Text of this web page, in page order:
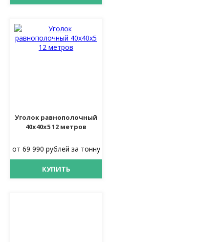
Уголок равнополочный
40х40х5 12 метров
от 69 990 рублей за тонну
КУПИТЬ